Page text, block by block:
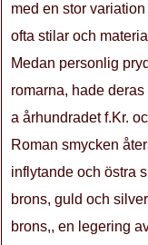
med en stor
ofta stilar och
Medan personlig
romarna, hade
a århundradet f.Kr.
Roman smycken
inflytande och östra
brons, guld och
brons,, en legering